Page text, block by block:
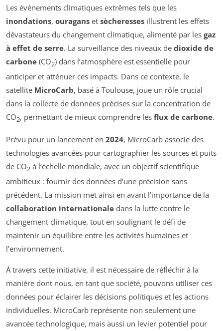
Les événements climatiques extrêmes tels que les
inondations, ouragans et sècheresses illustrent les effets
dévastateurs du changement climatique, alimenté par les gaz
à effet de serre. La surveillance des niveaux de dioxide de
carbone (CO2) dans l’atmosphère est essentielle pour
anticiper et atténuer ces impacts. Dans ce contexte, le
satellite MicroCarb, basé à Toulouse, joue un rôle crucial
dans la collecte de données précises sur la concentration de
CO2, permettant de mieux comprendre les flux de carbone.
Prévu pour un lancement en 2024, MicroCarb associe des
technologies avancées pour cartographier les sources et puits
de CO2 à l’échelle mondiale, avec un objectif scientifique
ambitieux : fournir des données d’une précision sans
précédent. La mission met ainsi en avant l’importance de la
collaboration internationale dans la lutte contre le
changement climatique, tout en soulignant le défi de
maintenir un équilibre entre les activités humaines et
l’environnement.
À travers cette initiative, il est nécessaire de réfléchir à la
manière dont nous, en tant que société, pouvons utiliser ces
données pour éclairer les décisions politiques et les actions
individuelles. MicroCarb représente non seulement une
avancée technologique, mais aussi un levier potentiel pour